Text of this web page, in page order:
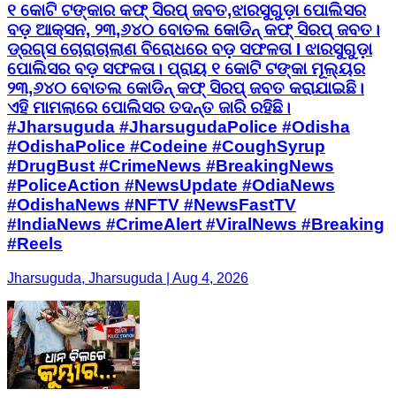
୧ କୋଟି ଟଙ୍କାର କଫ୍ ସିରପ୍ ଜବତ,ଝାରସୁଗୁଡ଼ା ପୋଲିସର
ବଡ଼ ଆକ୍ସନ, ୨୩,୬୪୦ ବୋତଲ କୋଡିନ୍ କଫ୍ ସିରପ୍ ଜବତ।
ଡ୍ରଗ୍ସ ଚୋରାଚାଲାଣ ବିରୋଧରେ ବଡ଼ ସଫଳତା I ଝାରସୁଗୁଡ଼ା
ପୋଲିସର ବଡ଼ ସଫଳତା। ପ୍ରାୟ ୧ କୋଟି ଟଙ୍କା ମୂଲ୍ୟର
୨୩,୬୪୦ ବୋତଲ କୋଡିନ୍ କଫ୍ ସିରପ୍ ଜବତ କରାଯାଇଛି।
ଏହି ମାମଲାରେ ପୋଲିସର ତଦନ୍ତ ଜାରି ରହିଛି।
#Jharsuguda #JharsugudaPolice #Odisha
#OdishaPolice #Codeine #CoughSyrup
#DrugBust #CrimeNews #BreakingNews
#PoliceAction #NewsUpdate #OdiaNews
#OdishaNews #NFTV #NewsFastTV
#IndiaNews #CrimeAlert #ViralNews #Breaking
#Reels
Jharsuguda, Jharsuguda | Aug 4, 2026